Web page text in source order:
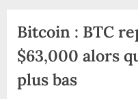
Bitcoin : BTC
$63,000 alors
plus bas